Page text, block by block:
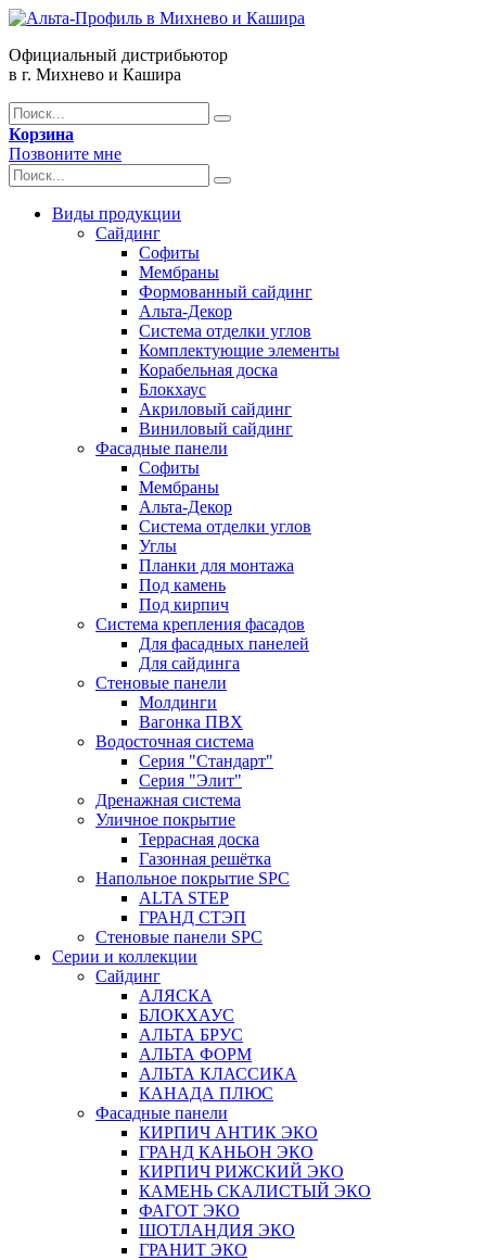
Официальный дистрибьютор
в г. Михнево и Кашира
Корзина
Позвоните мне
Виды продукции
Сайдинг
Софиты
Мембраны
Формованный сайдинг
Альта-Декор
Система отделки углов
Комплектующие элементы
Корабельная доска
Блокхаус
Акриловый сайдинг
Виниловый сайдинг
Фасадные панели
Софиты
Мембраны
Альта-Декор
Система отделки углов
Углы
Планки для монтажа
Под камень
Под кирпич
Система крепления фасадов
Для фасадных панелей
Для сайдинга
Стеновые панели
Молдинги
Вагонка ПВХ
Водосточная система
Серия "Стандарт"
Серия "Элит"
Дренажная система
Уличное покрытие
Террасная доска
Газонная решётка
Напольное покрытие SPC
ALTA STEP
ГРАНД СТЭП
Стеновые панели SPC
Серии и коллекции
Сайдинг
АЛЯСКА
БЛОКХАУС
АЛЬТА БРУС
АЛЬТА ФОРМ
АЛЬТА КЛАССИКА
КАНАДА ПЛЮС
Фасадные панели
КИРПИЧ АНТИК ЭКО
ГРАНД КАНЬОН ЭКО
КИРПИЧ РИЖСКИЙ ЭКО
КАМЕНЬ СКАЛИСТЫЙ ЭКО
ФАГОТ ЭКО
ШОТЛАНДИЯ ЭКО
ГРАНИТ ЭКО